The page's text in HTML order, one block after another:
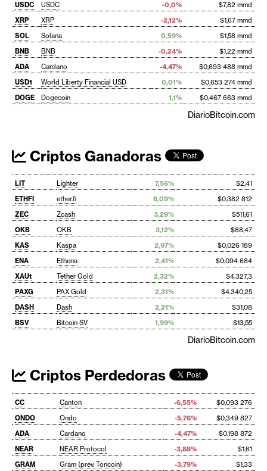
USDC
USDC -0,0%
$7,82 mmd
XRP
XRP -2,12%
$1,67 mmd
SOL
Solana 0,59%
$1,58 mmd
BNB
BNB -0,24%
$1,22 mmd
ADA
Cardano -4,47%
$0,693 488 mmd
USD1
World Liberty Financial USD 0,01%
$0,653 274 mmd
DOGE
Dogecoin 1,1% $0,467 663 mmd
DiarioBitcoin.com
Criptos Ganadoras
LIT Lighter 7,56%
$2,41
ETHFI
ether.fi 6,09%
$0,382 812
ZEC
Zcash 3,29%
$511,61
OKB
OKB 3,12%
$88,47
KAS
Kaspa 2,97%
$0,026 189
ENA
Ethena 2,41%
$0,094 684
XAUt
Tether Gold 2,32%
$4.327,3
PAXG
PAX Gold 2,31%
$4.340,25
DASH
Dash 2,21%
$31,08
BSV
Bitcoin SV 1,99% $13,55
DiarioBitcoin.com
Criptos Perdedoras
CC Canton -6,55%
$0,093 276
ONDO
Ondo -5,76%
$0,349 827
ADA
Cardano -4,47%
$0,198 872
NEAR
NEAR Protocol -3,88%
$1,61
GRAM
Gram (prev. Toncoin) -3,79%
$1,33